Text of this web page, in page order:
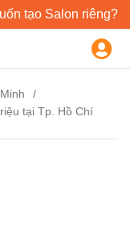
tạo Salon riêng?
tại Tp. Hồ Chí